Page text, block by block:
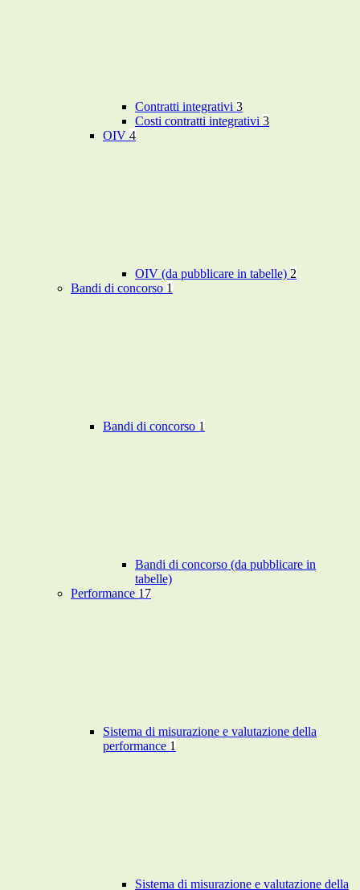
Contratti integrativi 3
Costi contratti integrativi 3
OIV 4
OIV (da pubblicare in tabelle) 2
Bandi di concorso 1
Bandi di concorso 1
Bandi di concorso (da pubblicare in
tabelle)
Performance 17
Sistema di misurazione e valutazione della
performance 1
Sistema di misurazione e valutazione della